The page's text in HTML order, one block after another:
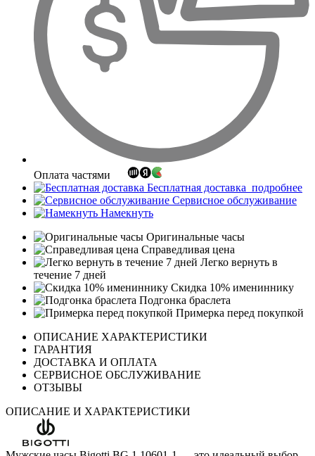
Оплата частями
Бесплатная доставка подробнее
Сервисное обслуживание
Намекнуть
Оригинальные часы
Справедливая цена
Легко вернуть в
течение 7 дней
Скидка 10% имениннику
Подгонка браслета
Примерка перед покупкой
ОПИСАНИЕ ХАРАКТЕРИСТИКИ
ГАРАНТИЯ
ДОСТАВКА И ОПЛАТА
СЕРВИСНОЕ ОБСЛУЖИВАНИЕ
ОТЗЫВЫ
ОПИСАНИЕ И ХАРАКТЕРИСТИКИ